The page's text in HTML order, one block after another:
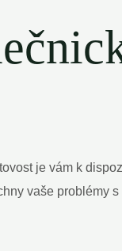
je vám k
vaše problémy